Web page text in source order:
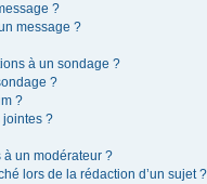
?
message ?
à un sondage ?
?
?
jointes ?
un modérateur ?
lors de la rédaction d’un sujet ?